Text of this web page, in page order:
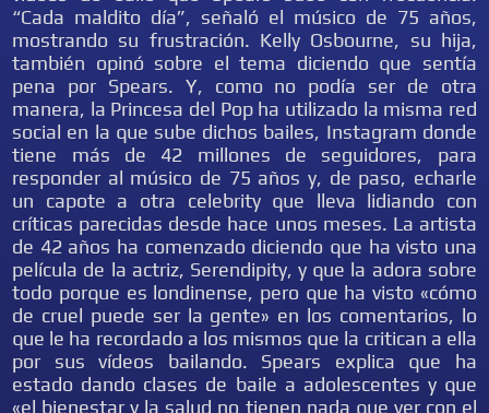
“Cada maldito día”, señaló el músico de 75 años,
mostrando su frustración. Kelly Osbourne, su hija,
también opinó sobre el tema diciendo que sentía
pena por Spears. Y, como no podía ser de otra
manera, la Princesa del Pop ha utilizado la misma red
social en la que sube dichos bailes, Instagram donde
tiene más de 42 millones de seguidores, para
responder al músico de 75 años y, de paso, echarle
un capote a otra celebrity que lleva lidiando con
críticas parecidas desde hace unos meses. La artista
de 42 años ha comenzado diciendo que ha visto una
película de la actriz, Serendipity, y que la adora sobre
todo porque es londinense, pero que ha visto «cómo
de cruel puede ser la gente» en los comentarios, lo
que le ha recordado a los mismos que la critican a ella
por sus vídeos bailando. Spears explica que ha
estado dando clases de baile a adolescentes y que
«el bienestar y la salud no tienen nada que ver con el